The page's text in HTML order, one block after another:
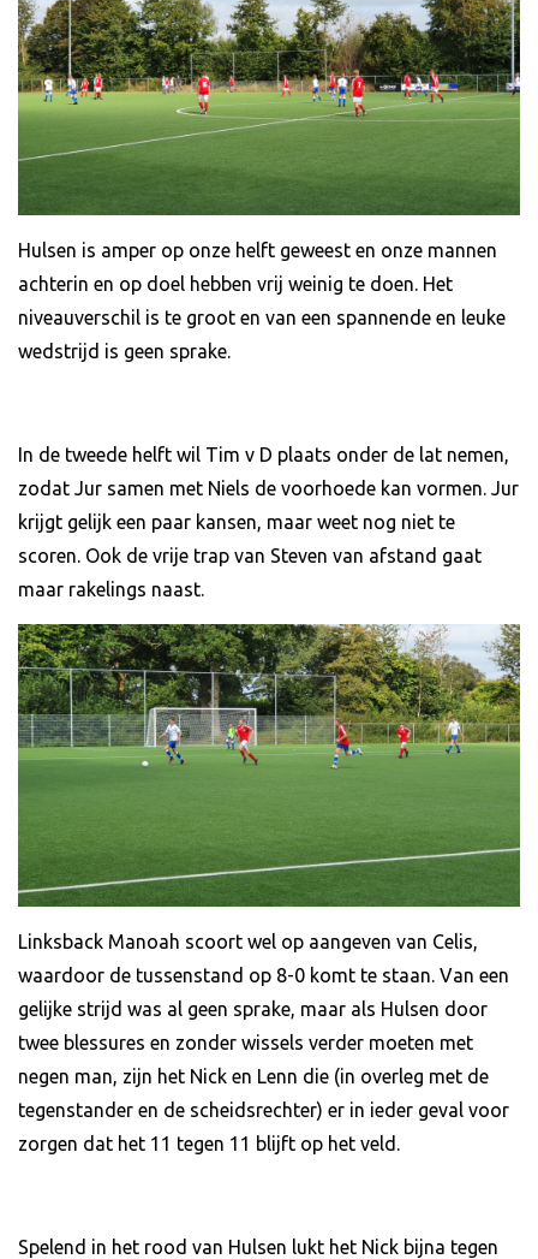
Hulsen is amper op onze helft geweest en onze mannen
achterin en op doel hebben vrij weinig te doen. Het
niveauverschil is te groot en van een spannende en leuke
wedstrijd is geen sprake.
In de tweede helft wil Tim v D plaats onder de lat nemen,
zodat Jur samen met Niels de voorhoede kan vormen. Jur
krijgt gelijk een paar kansen, maar weet nog niet te
scoren. Ook de vrije trap van Steven van afstand gaat
maar rakelings naast.
Linksback Manoah scoort wel op aangeven van Celis,
waardoor de tussenstand op 8-0 komt te staan. Van een
gelijke strijd was al geen sprake, maar als Hulsen door
twee blessures en zonder wissels verder moeten met
negen man, zijn het Nick en Lenn die (in overleg met de
tegenstander en de scheidsrechter) er in ieder geval voor
zorgen dat het 11 tegen 11 blijft op het veld.
Spelend in het rood van Hulsen lukt het Nick bijna tegen